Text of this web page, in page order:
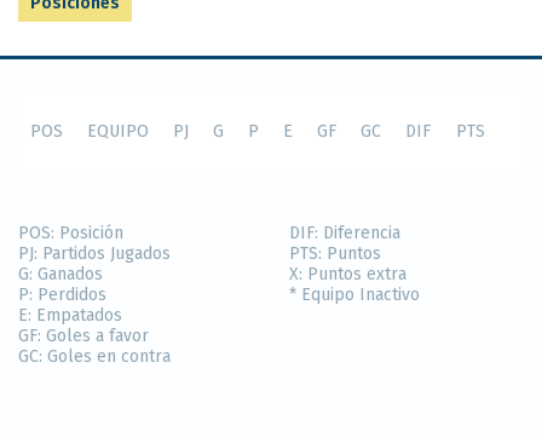
POS EQUIPO PJ G P E GF GC DIF PTS
POS: Posición
PJ: Partidos Jugados
G: Ganados
P: Perdidos
E: Empatados
GF: Goles a favor
GC: Goles en contra
DIF: Diferencia
PTS: Puntos
X: Puntos extra
* Equipo Inactivo